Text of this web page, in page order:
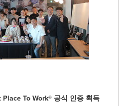
To Work® 공식 인증 획득